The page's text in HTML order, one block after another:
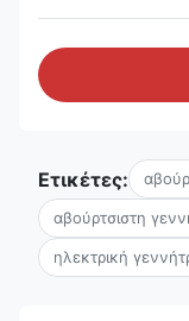
Ετικέτες:
αβούρτσιστη
ηλεκτρική